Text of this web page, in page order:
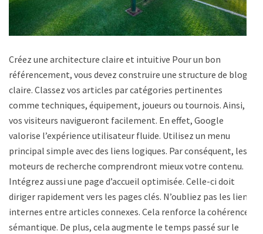
Créez une architecture claire et intuitive Pour un bon
référencement, vous devez construire une structure de blog
claire. Classez vos articles par catégories pertinentes
comme techniques, équipement, joueurs ou tournois. Ainsi,
vos visiteurs navigueront facilement. En effet, Google
valorise l’expérience utilisateur fluide. Utilisez un menu
principal simple avec des liens logiques. Par conséquent, les
moteurs de recherche comprendront mieux votre contenu.
Intégrez aussi une page d’accueil optimisée. Celle-ci doit
diriger rapidement vers les pages clés. N’oubliez pas les liens
internes entre articles connexes. Cela renforce la cohérence
sémantique. De plus, cela augmente le temps passé sur le